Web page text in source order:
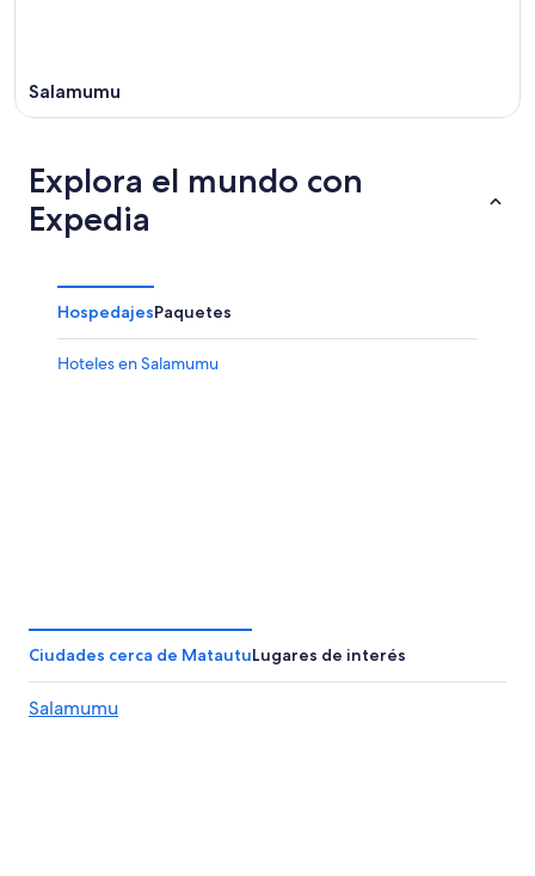
Salamumu
Explora el mundo con
Expedia
HospedajesPaquetes
Hoteles en Salamumu
Ciudades cerca de MatautuLugares de interés
Salamumu